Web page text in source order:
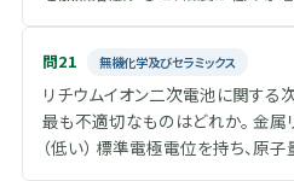
m
a
}
熱性も良く、コンパクトディスクな
(D) アルコールとイソシアナート類
(E) ポリアミドのアミド結合間が芳
イロンなどの一般のポリアミドに
強度も弱い。
すい液体になる。適当な電極を用
て金属が水溶液電解の場合と同様
用して水溶液から電解析出させる
の金属や、【 B 】しにくい金属を電
解精製する製錬法を溶融塩電解と
問21 無機化学及びセラミックス
リチウムイオン二次電池に関する
最も不適切なものはどれか。 金属
（低い） 標準電極電位を持ち、原
小さい ので、電池として3,860